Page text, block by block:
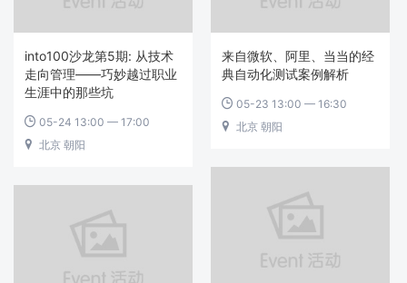
into100沙龙第5期: 从技术
走向管理——巧妙越过职业
生涯中的那些坑
 05-24 13:00 — 17:00
 北京 朝阳
来自微软、阿里、当当的经
典自动化测试案例解析
 05-23 13:00 — 16:30
 北京 朝阳